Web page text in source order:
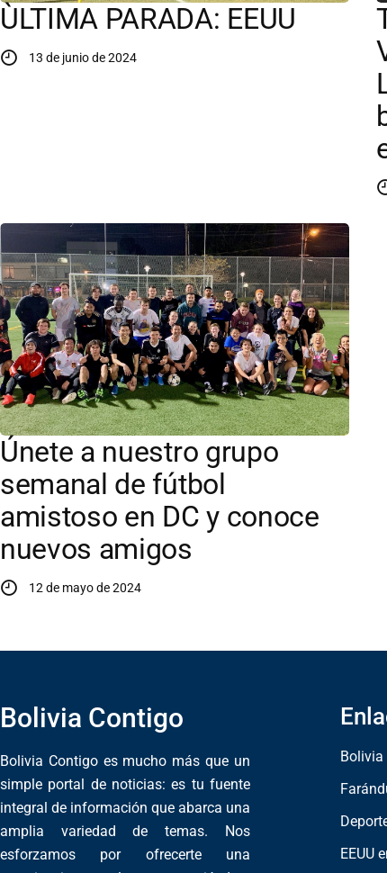
ÙLTIMA PARADA: EEUU
13 de junio de 2024
Únete a nuestro grupo
semanal de fútbol
amistoso en DC y conoce
nuevos amigos
12 de mayo de 2024
Bolivia Contigo
Bolivia Contigo es mucho más que un
simple portal de noticias: es tu fuente
integral de información que abarca una
amplia variedad de temas. Nos
esforzamos por ofrecerte una
Bolivia
EEUU